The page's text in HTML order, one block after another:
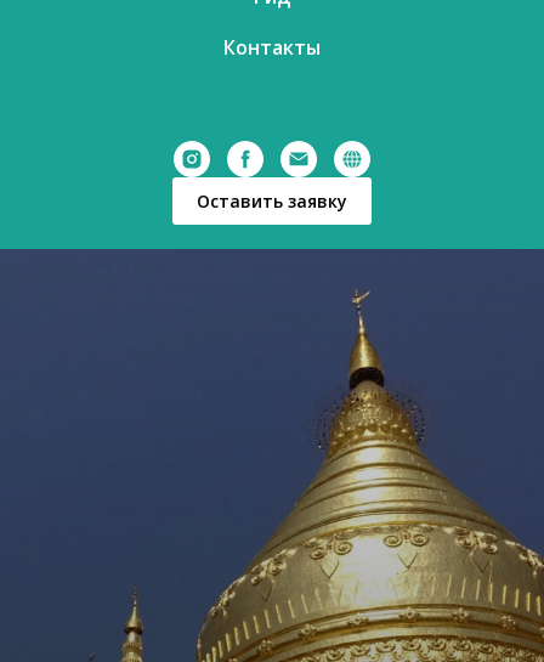
Контакты
Оставить заявку